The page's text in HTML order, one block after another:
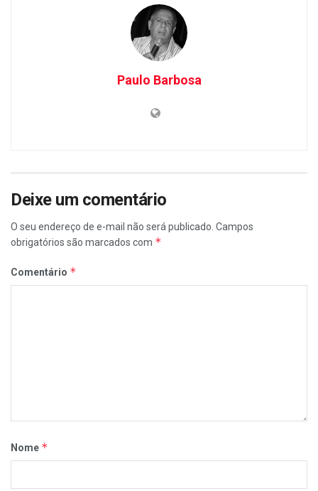
Paulo Barbosa
Deixe um comentário
O seu endereço de e-mail não será publicado. Campos
obrigatórios são marcados com *
Comentário *
Nome *